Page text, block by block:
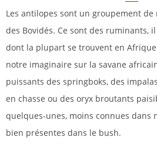
Les antilopes sont un groupement
des Bovidés. Ce sont des ruminants,
dont la plupart se trouvent en
notre imaginaire sur la savane
puissants des springboks, des
en chasse ou des oryx broutants
quelques-unes, moins connues dans
bien présentes dans le bush.